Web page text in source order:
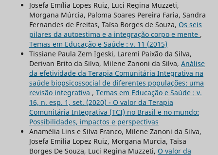
Josefa Emília Lopes Ruiz, Luci Regina Muzzeti,
Morgana Múrcia, Paloma Soares Pereira Faria, Sandra
Fernandes de Freitas, Taísa Borges de Souza, Os seis
pilares da autoestima e a integração corpo e mente ,
Temas em Educação e Saúde : v. 11 (2015)
Tissiane Paula Zem Igeski, Laremi Paixão da Silva,
Derivan Brito da Silva, Milene Zanoni da Silva, Análise
da efetividade da Terapia Comunitária Integrativa na
saúde biopsicossocial de diferentes populações: uma
revisão integrativa , Temas em Educação e Saúde : v.
16, n. esp. 1, set. (2020) - O valor da Terapia
Comunitária Integrativa (TCI) no Brasil e no mundo:
Possibilidades, impactos e perspectivas
Anamélia Lins e Silva Franco, Milene Zanoni da Silva,
Josefa Emilia Lopez Ruiz, Morgana Murcia, Taisa
Borges De Souza, Luci Regina Muzzeti, O valor da